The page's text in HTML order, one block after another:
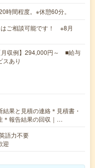
間程度。※休憩60分。
ご相談可能です！ ※8月
収例】294,000円～ ■給与
スあり
果と見積の連絡＊見積書・
＊報告結果の回収｜…
語力不要
迎